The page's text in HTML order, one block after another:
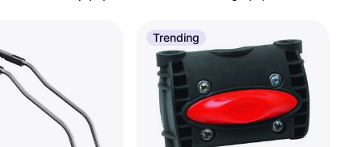
Trending